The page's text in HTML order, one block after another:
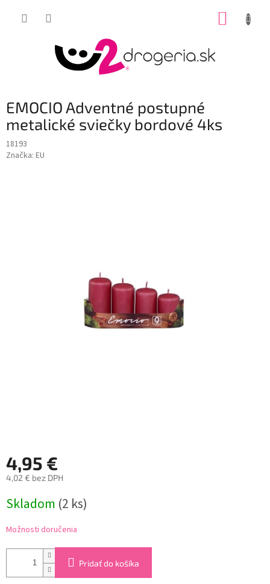
EMOCIO Adventné postupné
metalické sviečky bordové 4ks
18193
Značka: EU
4,95 €
4,02 € bez DPH
cena:
Skladom (2 ks)
Možnosti doručenia
Pridať do košíka